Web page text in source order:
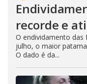
recorde e
O endividamento das
julho, o maior
O dado é da...